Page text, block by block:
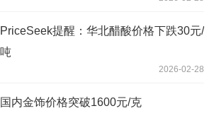
PriceSeek提醒：华北醋酸价格下跌30元/
吨
2026-02-28
国内金饰价格突破1600元/克